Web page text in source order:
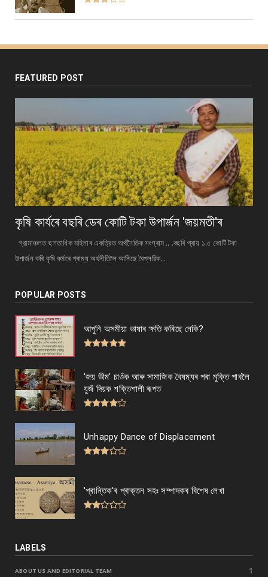
FEATURED POST
কৃষি কাৰ্যৰে বছৰি ডেৰ কোটি টকা উপার্জন 'জয়মতী'ৰ
গ্রামাঞ্চলত ছশতাধিক মহিলাৰ একত্রিত অর্থনৈতিক সংগ্ৰাম .. .বছৰি প্ৰায় ১.৫ কোটি টকা
উপাৰ্জন কৰি কৃষি কৰ্মৰে গ্ৰাম্য অর্থনীতিলৈ আনিছে বৈপ্লৱিক...
POPULAR POSTS
আপুনি অসমীয়া ভাষাৰ ক্ষতি কৰিছে নেকি?
'জয় ভীম' চাওঁক আৰু সামাজিক বৈষম্যৰ পৰা মুক্তি পাবলৈ
যুজঁ দিয়ক শক্তিশালী ৰূপত
Unhappy Dance of Displacement
'প্ৰান্তিক'ৰ প্ৰাক্তন সহঃ সম্পাদকৰ বিশেষ লেখা
LABELS
ABOUT US AND EDITORIAL TEAM 1